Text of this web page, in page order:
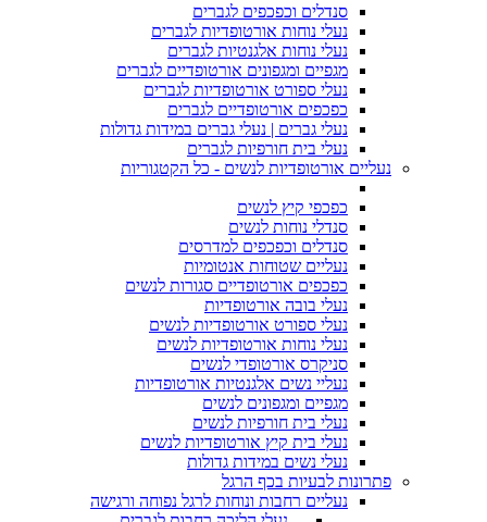
סנדלים וכפכפים לגברים
נעלי נוחות אורטופדיות לגברים
נעלי נוחות אלגנטיות לגברים
מגפיים ומגפונים אורטופדיים לגברים
נעלי ספורט אורטופדיות לגברים
כפכפים אורטופדיים לגברים
נעלי גברים | נעלי גברים במידות גדולות
נעלי בית חורפיות לגברים
נעליים אורטופדיות לנשים - כל הקטגוריות
כפכפי קיץ לנשים
סנדלי נוחות לנשים
סנדלים וכפכפים למדרסים
נעליים שטוחות אנטומיות
כפכפים אורטופדיים סגורות לנשים
נעלי בובה אורטופדיות
נעלי ספורט אורטופדיות לנשים
נעלי נוחות אורטופדיות לנשים
סניקרס אורטופדי לנשים
נעליי נשים אלגנטיות אורטופדיות
מגפיים ומגפונים לנשים
נעלי בית חורפיות לנשים
נעלי בית קיץ אורטופדיות לנשים
נעלי נשים במידות גדולות
פתרונות לבעיות בכף הרגל
נעליים רחבות ונוחות לרגל נפוחה ורגישה